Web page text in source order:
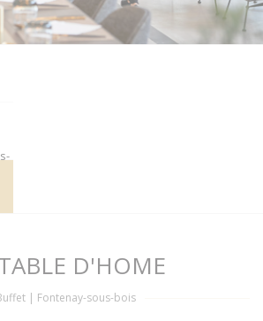
nueva ventana))
D'HOME
| Fontenay-sous-bois